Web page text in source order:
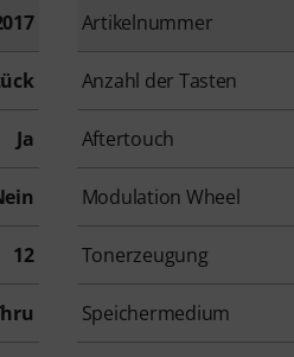
Artikelnummer
Anzahl der Tasten
Ja Aftertouch
Modulation Wheel
12 Tonerzeugung
Speichermedium